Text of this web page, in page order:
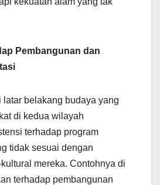
Pembangunan dan
latar belakang budaya yang
di kedua wilayah
terhadap program
tidak sesuai dengan
mereka. Contohnya di
terhadap pembangunan